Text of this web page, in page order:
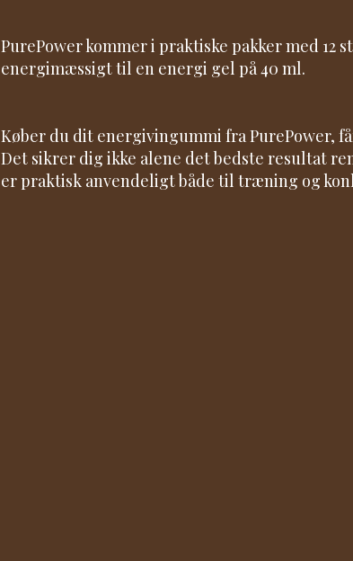
PurePower kommer i praktiske pakker med
energimæssigt til en energi gel på 40 ml.
Køber du dit energivingummi fra PurePower,
Det sikrer dig ikke alene det bedste resultat
er praktisk anvendeligt både til træning og